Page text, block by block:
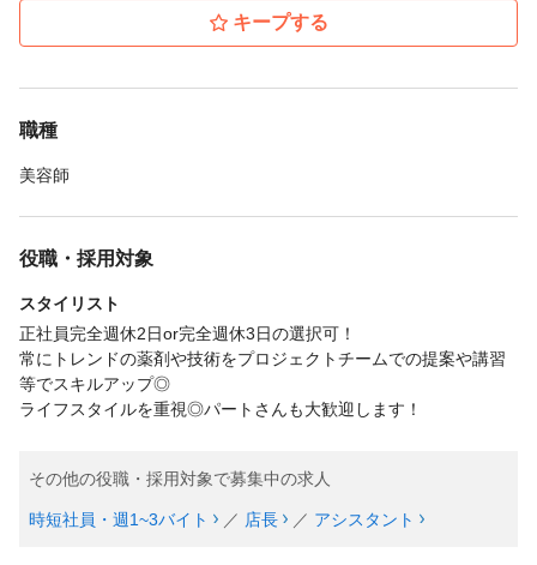
キープする
職種
美容師
役職・採用対象
スタイリスト
正社員完全週休2日or完全週休3日の選択可！
常にトレンドの薬剤や技術をプロジェクトチームでの提案や講習
等でスキルアップ◎
ライフスタイルを重視◎パートさんも大歓迎します！
その他の役職・採用対象で募集中の求人
時短社員・週1~3バイト ／ 店長 ／ アシスタント